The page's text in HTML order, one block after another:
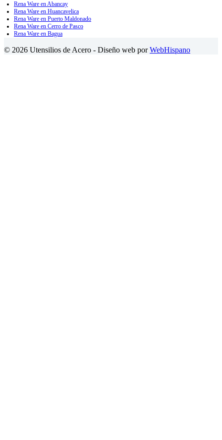
Rena Ware en Abancay
Rena Ware en Huancavelica
Rena Ware en Puerto Maldonado
Rena Ware en Cerro de Pasco
Rena Ware en Bagua
© 2026 Utensilios de Acero - Diseño web porWebHispano